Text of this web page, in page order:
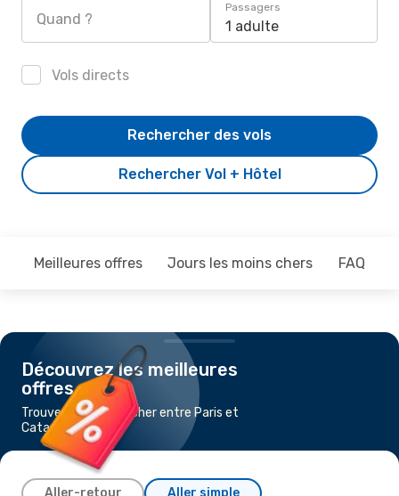
Quand ?
Passagers
1 adulte
Vols directs
Rechercher Vol + Hôtel
Rechercher des vols
Meilleures offres Jours les moins chers FAQ
Découvrez les meilleures
offres
Trouvez un vol pas cher entre Paris et
Catane
Aller-retour Aller simple